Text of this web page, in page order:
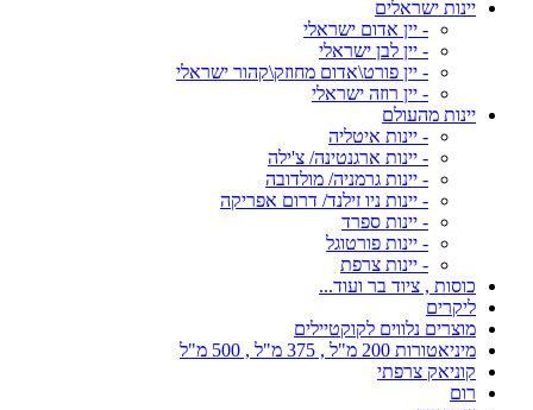
יינות ישראלים
- יין אדום ישראלי
- יין לבן ישראלי
- יין פורט\אדום מחוזק\קהור ישראלי
- יין רוזה ישראלי
יינות מהעולם
- יינות איטליה
- יינות ארגנטינה/ צ'ילה
- יינות גרמניה/ מולדובה
- יינות ניו זילנד/ דרום אפריקה
- יינות ספרד
- יינות פורטוגל
- יינות צרפת
כוסות , ציוד בר ועוד...
ליקרים
מוצרים נלווים לקוקטיילים
מיניאטורות 200 מ"ל , 375 מ"ל , 500 מ"ל
קוניאק צרפתי
רום